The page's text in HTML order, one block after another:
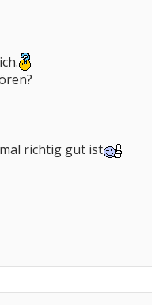
richtig gut ist